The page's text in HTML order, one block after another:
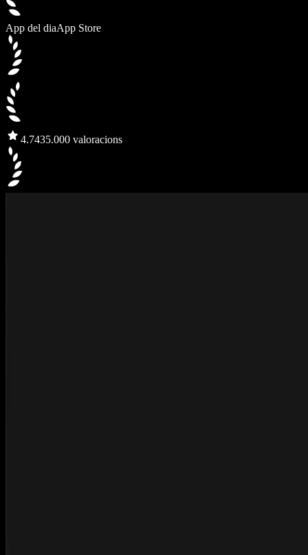
App del diaApp Store
4.7435.000 valoracions